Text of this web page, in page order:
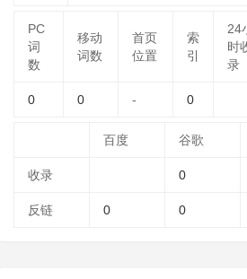
PC
词
数
移动
词数
首页
位置
索
引
24
时
录
0 0 - 0
百度 谷歌
收录 0
反链 0 0